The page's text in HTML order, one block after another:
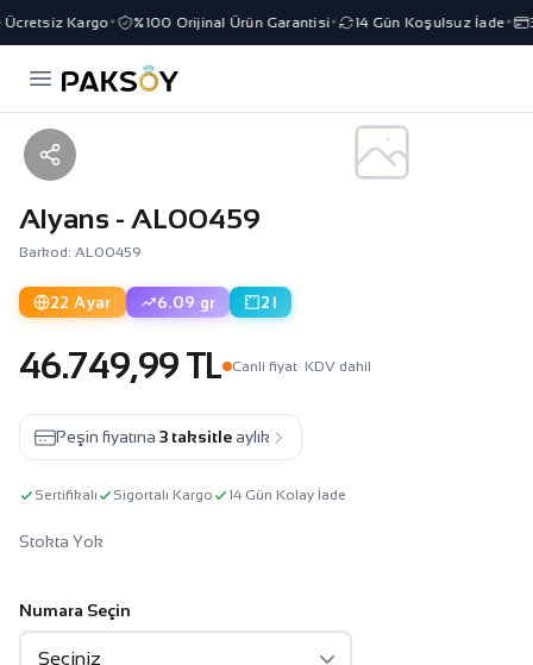
Kargo✦ %100 Orijinal Ürün Garantisi✦ 14 Gün Koşulsuz İade✦ 3
Alyans - AL00459
Barkod: AL00459
22 Ayar 6.09 gr 21
46.749,99 TL Canli fiyat· KDV dahil
Peşin fiyatına 3 taksitle aylık
Sertifikalı Sigortalı Kargo 14 Gün Kolay İade
Stokta Yok
Numara Seçin